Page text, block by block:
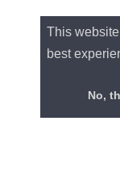
This
best
No,